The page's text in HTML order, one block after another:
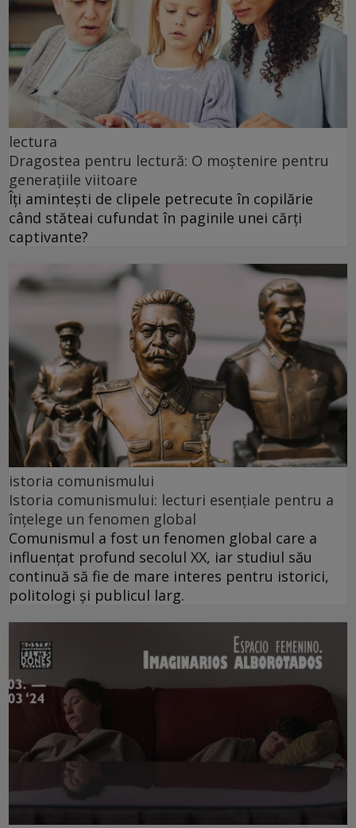
lectura
Dragostea pentru lectură: O moștenire pentru
generațiile viitoare
Îți amintești de clipele petrecute în copilărie
când stăteai cufundat în paginile unei cărți
captivante?
istoria comunismului
Istoria comunismului: lecturi esențiale pentru a
înțelege un fenomen global
Comunismul a fost un fenomen global care a
influențat profund secolul XX, iar studiul său
continuă să fie de mare interes pentru istorici,
politologi și publicul larg.